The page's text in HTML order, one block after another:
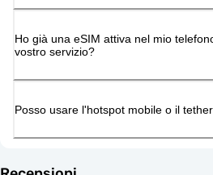
Ho già una eSIM attiva nel mio
vostro servizio?
Posso usare l'hotspot mobile o il